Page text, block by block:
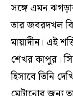
সঙ্গে এমন
তার জবরদখল
মায়াদীন। এই
শেখর কাপুর।
হিসাবে তিনি